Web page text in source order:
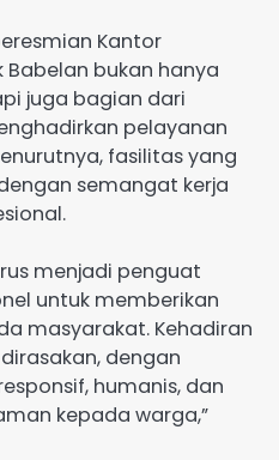
Kantor
bukan hanya
juga bagian dari
pelayanan
fasilitas yang
semangat kerja
menjadi penguat
untuk memberikan
masyarakat. Kehadiran
dengan
humanis, dan
kepada warga,”